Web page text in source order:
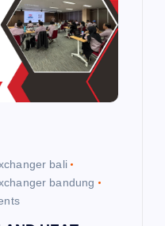
bali
bandung